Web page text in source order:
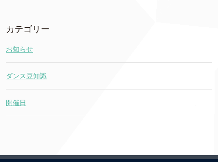
カテゴリー
お知らせ
ダンス豆知識
開催日